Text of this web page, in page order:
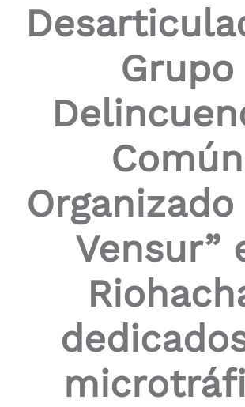
interact
Grupo
Común
Organizado
Vensur”